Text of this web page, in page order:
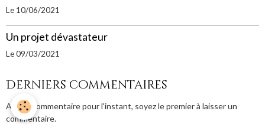
Le 10/06/2021
Un projet dévastateur
Le 09/03/2021
Derniers commentaires
Aucun commentaire pour l'instant, soyez le premier à laisser un
commentaire.